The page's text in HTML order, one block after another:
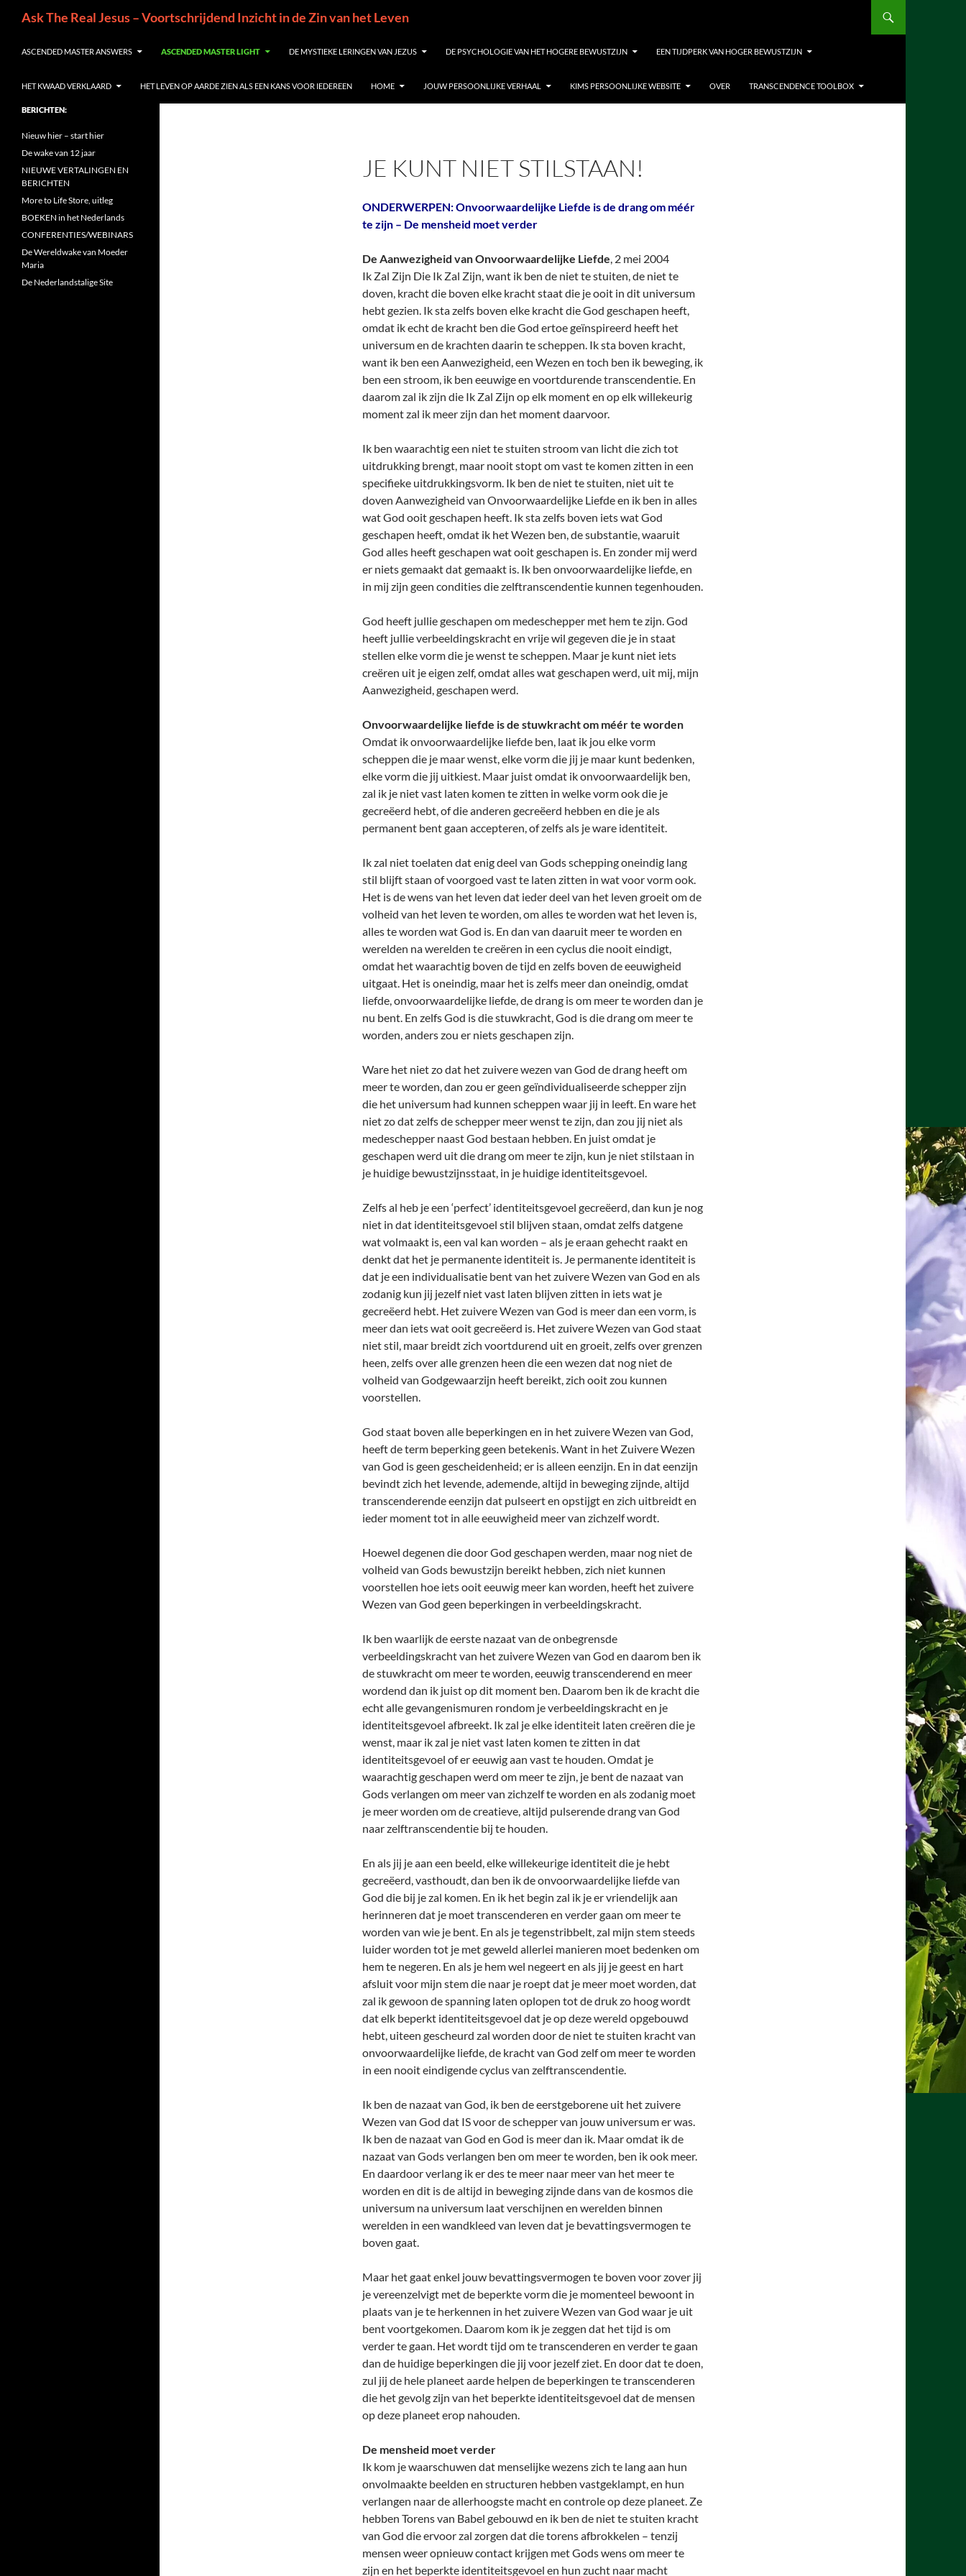
inhoud
Ask The Real Jesus – Voortschrijdend Inzicht in de Zin van het Leven
ASCENDED MASTER ANSWERS ASCENDED MASTER LIGHT DE MYSTIEKE LERINGEN VAN JEZUS DE PSYCHOLOGIE VAN HET HOGERE BEWUSTZIJN EEN TIJDPERK VAN HOGER BEWUSTZIJN
HET KWAAD VERKLAARD HET LEVEN OP AARDE ZIEN ALS EEN KANS VOOR IEDEREEN HOME JOUW PERSOONLIJKE VERHAAL KIMS PERSOONLIJKE WEBSITE OVER TRANSCENDENCE TOOLBOX
JE KUNT NIET STILSTAAN!
ONDERWERPEN: Onvoorwaardelijke Liefde is de drang om méér
te zijn – De mensheid moet verder
De Aanwezigheid van Onvoorwaardelijke Liefde, 2 mei 2004
Ik Zal Zijn Die Ik Zal Zijn, want ik ben de niet te stuiten, de niet te
doven, kracht die boven elke kracht staat die je ooit in dit universum
hebt gezien. Ik sta zelfs boven elke kracht die God geschapen heeft,
omdat ik echt de kracht ben die God ertoe geïnspireerd heeft het
universum en de krachten daarin te scheppen. Ik sta boven kracht,
want ik ben een Aanwezigheid, een Wezen en toch ben ik beweging, ik
ben een stroom, ik ben eeuwige en voortdurende transcendentie. En
daarom zal ik zijn die Ik Zal Zijn op elk moment en op elk willekeurig
moment zal ik meer zijn dan het moment daarvoor.
Ik ben waarachtig een niet te stuiten stroom van licht die zich tot
uitdrukking brengt, maar nooit stopt om vast te komen zitten in een
specifieke uitdrukkingsvorm. Ik ben de niet te stuiten, niet uit te
doven Aanwezigheid van Onvoorwaardelijke Liefde en ik ben in alles
wat God ooit geschapen heeft. Ik sta zelfs boven iets wat God
geschapen heeft, omdat ik het Wezen ben, de substantie, waaruit
God alles heeft geschapen wat ooit geschapen is. En zonder mij werd
er niets gemaakt dat gemaakt is. Ik ben onvoorwaardelijke liefde, en
in mij zijn geen condities die zelftranscendentie kunnen tegenhouden.
God heeft jullie geschapen om medeschepper met hem te zijn. God
heeft jullie verbeeldingskracht en vrije wil gegeven die je in staat
stellen elke vorm die je wenst te scheppen. Maar je kunt niet iets
creëren uit je eigen zelf, omdat alles wat geschapen werd, uit mij, mijn
Aanwezigheid, geschapen werd.
Onvoorwaardelijke liefde is de stuwkracht om méér te worden
Omdat ik onvoorwaardelijke liefde ben, laat ik jou elke vorm
scheppen die je maar wenst, elke vorm die jij je maar kunt bedenken,
elke vorm die jij uitkiest. Maar juist omdat ik onvoorwaardelijk ben,
zal ik je niet vast laten komen te zitten in welke vorm ook die je
gecreëerd hebt, of die anderen gecreëerd hebben en die je als
permanent bent gaan accepteren, of zelfs als je ware identiteit.
Ik zal niet toelaten dat enig deel van Gods schepping oneindig lang
stil blijft staan of voorgoed vast te laten zitten in wat voor vorm ook.
Het is de wens van het leven dat ieder deel van het leven groeit om de
volheid van het leven te worden, om alles te worden wat het leven is,
alles te worden wat God is. En dan van daaruit meer te worden en
werelden na werelden te creëren in een cyclus die nooit eindigt,
omdat het waarachtig boven de tijd en zelfs boven de eeuwigheid
uitgaat. Het is oneindig, maar het is zelfs meer dan oneindig, omdat
liefde, onvoorwaardelijke liefde, de drang is om meer te worden dan je
nu bent. En zelfs God is die stuwkracht, God is die drang om meer te
worden, anders zou er niets geschapen zijn.
Ware het niet zo dat het zuivere wezen van God de drang heeft om
meer te worden, dan zou er geen geïndividualiseerde schepper zijn
die het universum had kunnen scheppen waar jij in leeft. En ware het
niet zo dat zelfs de schepper meer wenst te zijn, dan zou jij niet als
medeschepper naast God bestaan hebben. En juist omdat je
geschapen werd uit die drang om meer te zijn, kun je niet stilstaan in
je huidige bewustzijnsstaat, in je huidige identiteitsgevoel.
Zelfs al heb je een ‘perfect’ identiteitsgevoel gecreëerd, dan kun je nog
niet in dat identiteitsgevoel stil blijven staan, omdat zelfs datgene
wat volmaakt is, een val kan worden – als je eraan gehecht raakt en
denkt dat het je permanente identiteit is. Je permanente identiteit is
dat je een individualisatie bent van het zuivere Wezen van God en als
zodanig kun jij jezelf niet vast laten blijven zitten in iets wat je
gecreëerd hebt. Het zuivere Wezen van God is meer dan een vorm, is
meer dan iets wat ooit gecreëerd is. Het zuivere Wezen van God staat
niet stil, maar breidt zich voortdurend uit en groeit, zelfs over grenzen
heen, zelfs over alle grenzen heen die een wezen dat nog niet de
volheid van Godgewaarzijn heeft bereikt, zich ooit zou kunnen
voorstellen.
God staat boven alle beperkingen en in het zuivere Wezen van God,
heeft de term beperking geen betekenis. Want in het Zuivere Wezen
van God is geen gescheidenheid; er is alleen eenzijn. En in dat eenzijn
bevindt zich het levende, ademende, altijd in beweging zijnde, altijd
transcenderende eenzijn dat pulseert en opstijgt en zich uitbreidt en
ieder moment tot in alle eeuwigheid meer van zichzelf wordt.
Hoewel degenen die door God geschapen werden, maar nog niet de
volheid van Gods bewustzijn bereikt hebben, zich niet kunnen
voorstellen hoe iets ooit eeuwig meer kan worden, heeft het zuivere
Wezen van God geen beperkingen in verbeeldingskracht.
Ik ben waarlijk de eerste nazaat van de onbegrensde
verbeeldingskracht van het zuivere Wezen van God en daarom ben ik
de stuwkracht om meer te worden, eeuwig transcenderend en meer
wordend dan ik juist op dit moment ben. Daarom ben ik de kracht die
echt alle gevangenismuren rondom je verbeeldingskracht en je
identiteitsgevoel afbreekt. Ik zal je elke identiteit laten creëren die je
wenst, maar ik zal je niet vast laten komen te zitten in dat
identiteitsgevoel of er eeuwig aan vast te houden. Omdat je
waarachtig geschapen werd om meer te zijn, je bent de nazaat van
Gods verlangen om meer van zichzelf te worden en als zodanig moet
je meer worden om de creatieve, altijd pulserende drang van God
naar zelftranscendentie bij te houden.
En als jij je aan een beeld, elke willekeurige identiteit die je hebt
gecreëerd, vasthoudt, dan ben ik de onvoorwaardelijke liefde van
God die bij je zal komen. En ik het begin zal ik je er vriendelijk aan
herinneren dat je moet transcenderen en verder gaan om meer te
worden van wie je bent. En als je tegenstribbelt, zal mijn stem steeds
luider worden tot je met geweld allerlei manieren moet bedenken om
hem te negeren. En als je hem wel negeert en als jij je geest en hart
afsluit voor mijn stem die naar je roept dat je meer moet worden, dat
zal ik gewoon de spanning laten oplopen tot de druk zo hoog wordt
dat elk beperkt identiteitsgevoel dat je op deze wereld opgebouwd
hebt, uiteen gescheurd zal worden door de niet te stuiten kracht van
onvoorwaardelijke liefde, de kracht van God zelf om meer te worden
in een nooit eindigende cyclus van zelftranscendentie.
Ik ben de nazaat van God, ik ben de eerstgeborene uit het zuivere
Wezen van God dat IS voor de schepper van jouw universum er was.
Ik ben de nazaat van God en God is meer dan ik. Maar omdat ik de
nazaat van Gods verlangen ben om meer te worden, ben ik ook meer.
En daardoor verlang ik er des te meer naar meer van het meer te
worden en dit is de altijd in beweging zijnde dans van de kosmos die
universum na universum laat verschijnen en werelden binnen
werelden in een wandkleed van leven dat je bevattingsvermogen te
boven gaat.
Maar het gaat enkel jouw bevattingsvermogen te boven voor zover jij
je vereenzelvigt met de beperkte vorm die je momenteel bewoont in
plaats van je te herkennen in het zuivere Wezen van God waar je uit
bent voortgekomen. Daarom kom ik je zeggen dat het tijd is om
verder te gaan. Het wordt tijd om te transcenderen en verder te gaan
dan de huidige beperkingen die jij voor jezelf ziet. En door dat te doen,
zul jij de hele planeet aarde helpen de beperkingen te transcenderen
die het gevolg zijn van het beperkte identiteitsgevoel dat de mensen
op deze planeet erop nahouden.
De mensheid moet verder
Ik kom je waarschuwen dat menselijke wezens zich te lang aan hun
onvolmaakte beelden en structuren hebben vastgeklampt, en hun
verlangen naar de allerhoogste macht en controle op deze planeet. Ze
hebben Torens van Babel gebouwd en ik ben de niet te stuiten kracht
van God die ervoor zal zorgen dat die torens afbrokkelen – tenzij
mensen weer opnieuw contact krijgen met Gods wens om meer te
zijn en het beperkte identiteitsgevoel en hun zucht naar macht
BERICHTEN:
Nieuw hier – start hier
De wake van 12 jaar
NIEUWE VERTALINGEN EN
BERICHTEN
More to Life Store, uitleg
BOEKEN in het Nederlands
CONFERENTIES/WEBINARS
De Wereldwake van Moeder
Maria
De Nederlandstalige Site